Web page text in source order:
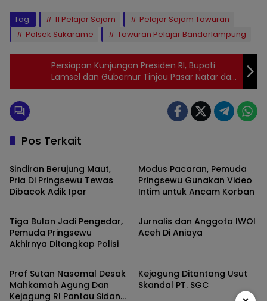
Tag: 11 Pelajar Sajam
Pelajar Sajam Tawuran
Polsek Sukarame
Tawuran Pelajar Bandarlampung
Persiapan Kunjungan Presiden RI, Bupati
Lamsel dan Gubernur Tinjau Pasar Natar dan
Jalan Itera
Pos Terkait
Daerah
Sindiran Berujung Maut,
Pria Di Pringsewu Tewas
Dibacok Adik Ipar
Modus Pacaran, Pemuda
Pringsewu Gunakan Video
Intim untuk Ancam Korban
Daerah
Tiga Bulan Jadi Pengedar,
Pemuda Pringsewu
Akhirnya Ditangkap Polisi
Hukum dan Kriminal
Jurnalis dan Anggota IWOI
Aceh Di Aniaya
Hukum dan Kriminal
Prof Sutan Nasomal Desak
Mahkamah Agung Dan
Kejagung RI Pantau Sidang
Kejagung Ditantang Usut
Skandal PT. SGC